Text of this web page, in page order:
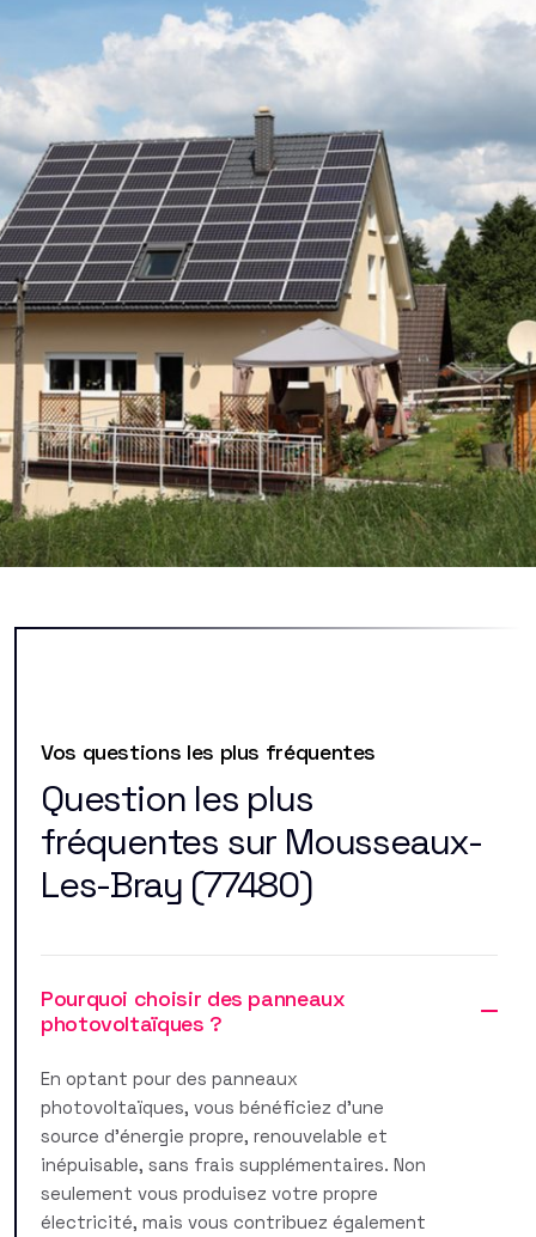
Vos questions les plus fréquentes
Question les plus
fréquentes sur Mousseaux-
Les-Bray (77480)
Pourquoi choisir des panneaux
photovoltaïques ?
En optant pour des panneaux
photovoltaïques, vous bénéficiez d'une
source d'énergie propre, renouvelable et
inépuisable, sans frais supplémentaires. Non
seulement vous produisez votre propre
électricité, mais vous contribuez également